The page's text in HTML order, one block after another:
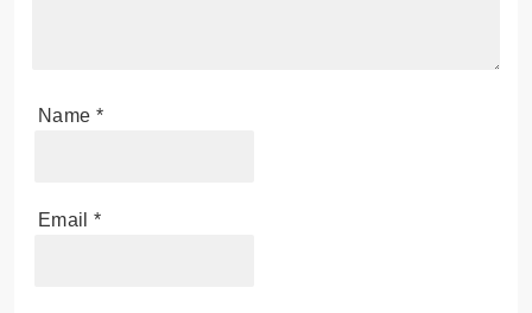
Name *
Email *